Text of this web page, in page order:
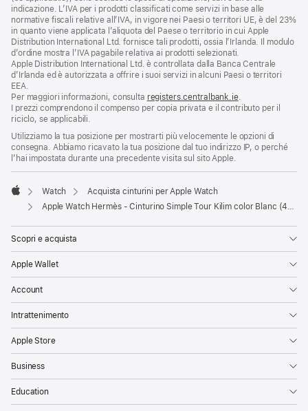
indicazione. L’IVA per i prodotti classificati come servizi in base alle
normative fiscali relative all’IVA, in vigore nei Paesi o territori UE, è del 23%
in quanto viene applicata l’aliquota del Paese o territorio in cui Apple
Distribution International Ltd. fornisce tali prodotti, ossia l’Irlanda. Il modulo
d’ordine mostra l’IVA pagabile relativa ai prodotti selezionati.
Apple Distribution International Ltd. è controllata dalla Banca Centrale
d’Irlanda ed è autorizzata a offrire i suoi servizi in alcuni Paesi o territori
EEA.
Per maggiori informazioni, consulta registers.centralbank.ie.
I prezzi comprendono il compenso per copia privata e il contributo per il
riciclo, se applicabili.
Utilizziamo la tua posizione per mostrarti più velocemente le opzioni di
consegna. Abbiamo ricavato la tua posizione dal tuo indirizzo IP, o perché
l’hai impostata durante una precedente visita sul sito Apple.
Apple
Watch
Acquista cinturini per Apple Watch
Apple Watch Hermès - Cinturino Simple Tour Kilim color Blanc (42 mm)
Scopri e acquista
Apple Wallet
Account
Intrattenimento
Apple Store
Business
Education